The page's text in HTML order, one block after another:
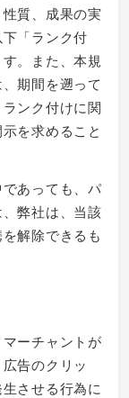
質、成果の実
「ランク付
。また、本規
期間を遡って
ンク付けに関
を求めること
あっても、パ
弊社は、当該
解除できるも
ーチャントが
告のクリッ
させる行為に